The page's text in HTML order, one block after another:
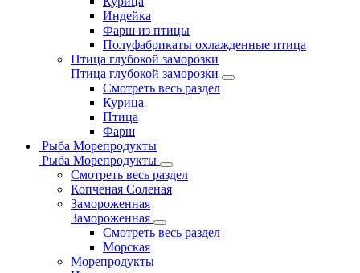
Индейка
Фарш из птицы
Полуфабрикаты охлажденные птица
Птица глубокой заморозки
Птица глубокой заморозки
Смотреть весь раздел
Курица
Птица
Фарш
Рыба Морепродукты
Рыба Морепродукты
Смотреть весь раздел
Копченая Соленая
Замороженная
Замороженная
Смотреть весь раздел
Морская
Морепродукты